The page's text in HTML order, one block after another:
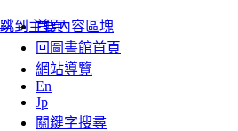
跳到主要內容區塊
:::
首頁
回圖書館首頁
網站導覽
En
Jp
關鍵字搜尋